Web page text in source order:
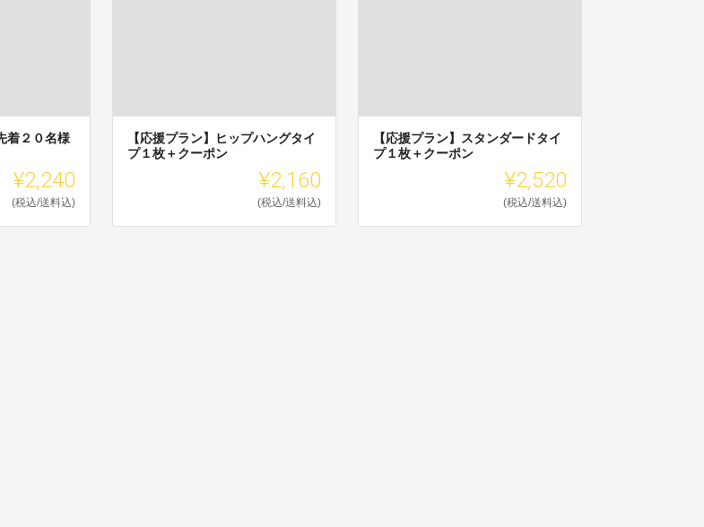
着２０名様
¥2,240
(税込/送料込)
【応援プラン】ヒップハングタイ
プ１枚＋クーポン
¥2,160
(税込/送料込)
【応援プラン】スタンダードタイ
プ１枚＋クーポン
¥2,520
(税込/送料込)